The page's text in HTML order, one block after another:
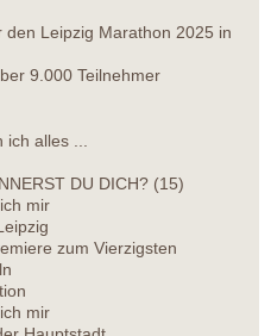
den Leipzig Marathon 2025 in
9.000 Teilnehmer
alles ...
DU DICH? (15)
mir
zum Vierzigsten
mir